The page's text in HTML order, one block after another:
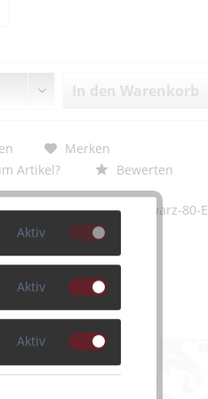
In den Warenkorb
Merken
Artikel?
Bewerten
PD034-1798-Schwarz-80-E
Aktiv
Aktiv
Aktiv